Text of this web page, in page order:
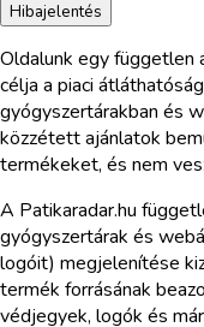
Hibajelentés
Oldalunk egy független
célja a piaci
gyógyszertárakban és
közzétett ajánlatok
termékeket, és nem
A Patikaradar.hu
gyógyszertárak és
logóit) megjelenítése
termék forrásának
védjegyek, logók és